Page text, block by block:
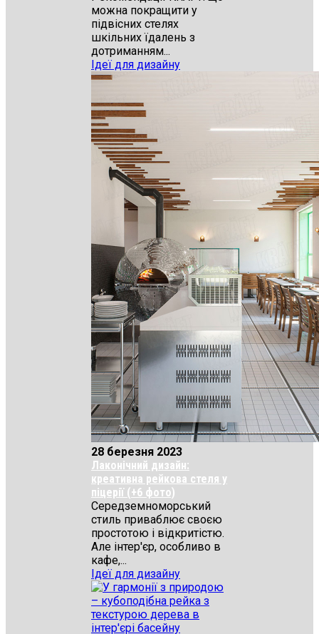
можна покращити у
підвісних стелях
шкільних їдалень з
дотриманням...
Ідеї для дизайну
28 березня 2023
Лаконічний дизайн:
креативна рейкова стеля у
піцерії (+6 фото)
Середземноморський
стиль приваблює своєю
простотою і відкритістю.
Але інтер'єр, особливо в
кафе,...
Ідеї для дизайну